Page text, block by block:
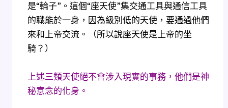
是“輪子”。這個“座天使”集交通工具與通信工具
的職能於一身，因為級別低的天使，要通過他們
來和上帝交流。（所以說座天使是上帝的坐
騎？）
上述三類天使絕不會涉入現實的事務，他們是神
秘意念的化身。